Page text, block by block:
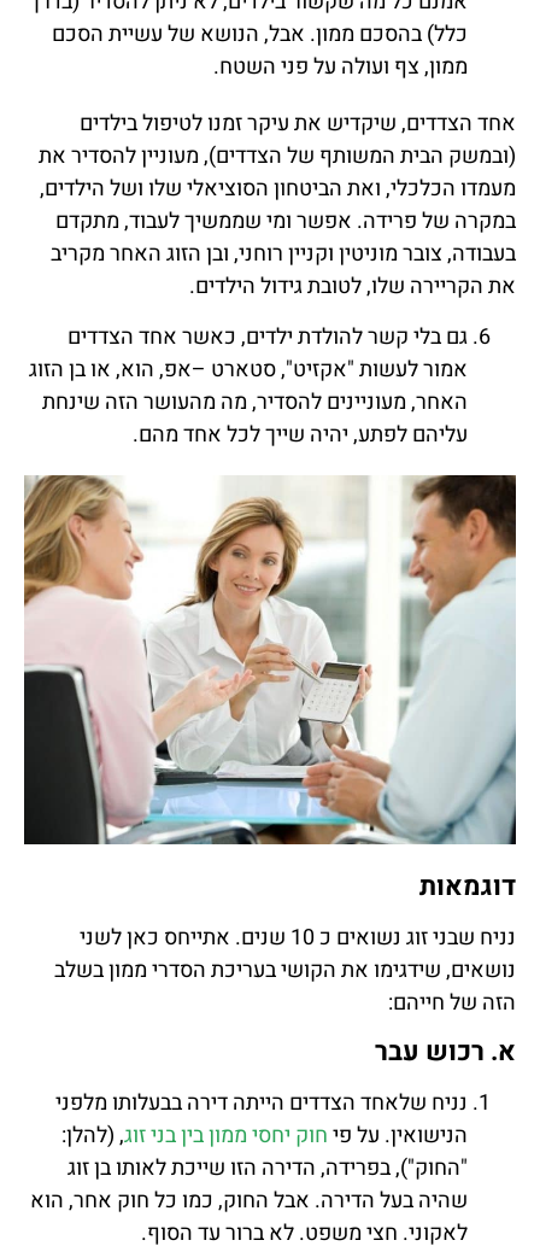
כלל) בהסכם ממון. אבל, הנושא של עשיית הסכם
ממון, צף ועולה על פני השטח.
אחד הצדדים, שיקדיש את עיקר זמנו לטיפול בילדים
(ובמשק הבית המשותף של הצדדים), מעוניין להסדיר את
מעמדו הכלכלי, ואת הביטחון הסוציאלי שלו ושל הילדים,
במקרה של פרידה. אפשר ומי שממשיך לעבוד, מתקדם
בעבודה, צובר מוניטין וקניין רוחני, ובן הזוג האחר מקריב
את הקריירה שלו, לטובת גידול הילדים.
גם בלי קשר להולדת ילדים, כאשר אחד הצדדים
אמור לעשות "אקזיט", סטארט –אפ, הוא, או בן הזוג
האחר, מעוניינים להסדיר, מה מהעושר הזה שינחת
עליהם לפתע, יהיה שייך לכל אחד מהם.
דוגמאות
נניח שבני זוג נשואים כ 10 שנים. אתייחס כאן לשני
נושאים, שידגימו את הקושי בעריכת הסדרי ממון בשלב
הזה של חייהם:
א. רכוש עבר
נניח שלאחד הצדדים הייתה דירה בבעלותו מלפני
הנישואין. על פיחוק יחסי ממון בין בני זוג, (להלן:
"החוק"), בפרידה, הדירה הזו שייכת לאותו בן זוג
שהיה בעל הדירה. אבל החוק, כמו כל חוק אחר, הוא
לאקוני. חצי משפט. לא ברור עד הסוף.